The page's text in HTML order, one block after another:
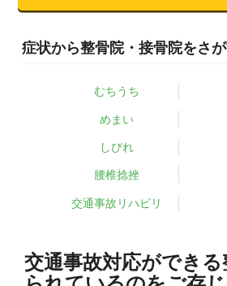
症状から整骨院・接骨院をさ
むちうち
めまい
しびれ
腰椎捻挫
交通事故リハビリ
交通事故対応ができ